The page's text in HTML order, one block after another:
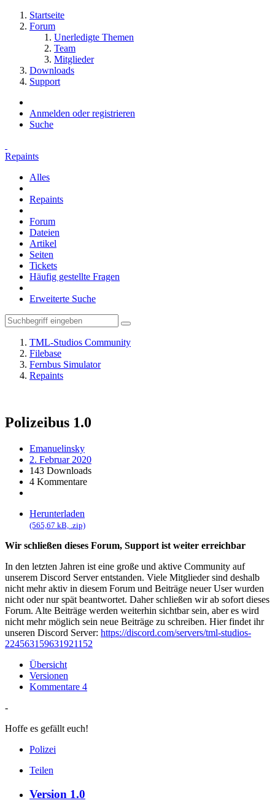
Startseite
Forum
Unerledigte Themen
Team
Mitglieder
Downloads
Support
Anmelden oder registrieren
Suche
Repaints
Alles
Repaints
Forum
Dateien
Artikel
Seiten
Tickets
Häufig gestellte Fragen
Erweiterte Suche
TML-Studios Community
Filebase
Fernbus Simulator
Repaints
Polizeibus 1.0
Emanuelinsky
2. Februar 2020
143 Downloads
4 Kommentare
Herunterladen
(565,67 kB, .zip)
Wir schließen dieses Forum, Support ist weiter erreichbar
In den letzten Jahren ist eine große und aktive Community auf
unserem Discord Server entstanden. Viele Mitglieder sind deshalb
nicht mehr aktiv in diesem Forum und Beiträge neuer User wurden
nicht oder nur spät beantwortet. Daher schließen wir ab sofort dieses
Forum. Alte Beiträge werden weiterhin sichtbar sein, aber es wird
nicht mehr möglich sein neue Beiträge zu schreiben. Hier findet ihr
unseren Discord Server: https://discord.com/servers/tml-studios-
224563159631921152
Übersicht
Versionen
Kommentare 4
-
Hoffe es gefällt euch!
Polizei
Teilen
Version 1.0